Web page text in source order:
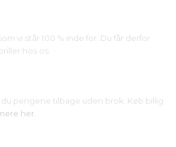
vi står 100 % inde for. Du får derfor
hos os.
du pengene tilbage uden brok. Køb billig
her.